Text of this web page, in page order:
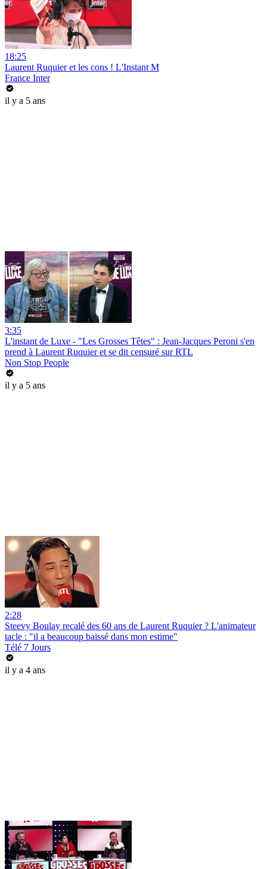
18:25
Laurent Ruquier et les cons ! L'Instant M
France Inter
il y a 5 ans
3:35
L'instant de Luxe - "Les Grosses Têtes" : Jean-Jacques Peroni s'en
prend à Laurent Ruquier et se dit censuré sur RTL
Non Stop People
il y a 5 ans
2:28
Steevy Boulay recalé des 60 ans de Laurent Ruquier ? L'animateur
tacle : "il a beaucoup baissé dans mon estime"
Télé 7 Jours
il y a 4 ans